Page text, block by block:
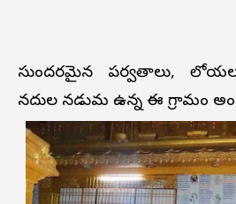
సుందరమైన పర్వతాలు,
నదుల నడుమ ఉన్న ఈ గ్రామం